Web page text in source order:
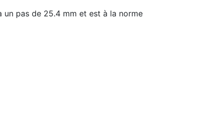
un pas de 25.4 mm et est à la norme